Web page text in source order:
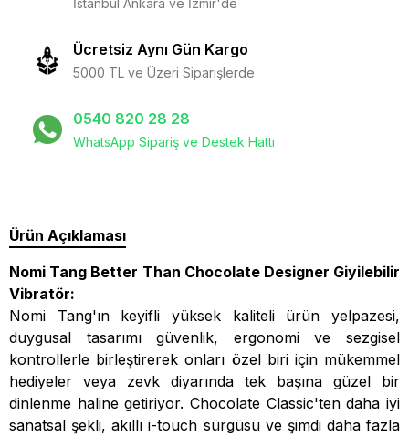
İstanbul Ankara ve İzmir'de
Ücretsiz Aynı Gün Kargo
5000 TL ve Üzeri Siparişlerde
0540 820 28 28
WhatsApp Sipariş ve Destek Hattı
Ürün Açıklaması
Nomi Tang Better Than Chocolate Designer Giyilebilir
Vibratör:
Nomi Tang'ın keyifli yüksek kaliteli ürün yelpazesi,
duygusal tasarımı güvenlik, ergonomi ve sezgisel
kontrollerle birleştirerek onları özel biri için mükemmel
hediyeler veya zevk diyarında tek başına güzel bir
dinlenme haline getiriyor. Chocolate Classic'ten daha iyi
sanatsal şekli, akıllı i-touch sürgüsü ve şimdi daha fazla